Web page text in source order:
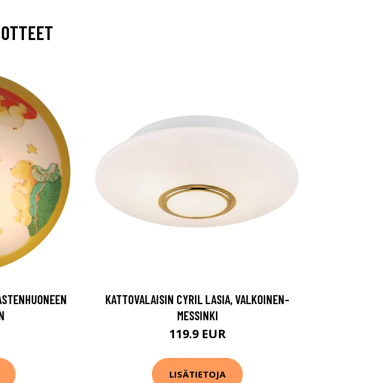
KATTOVALAISIN CYRIL LASIA, VALKOINEN-
MESSINKI
119.9 EUR
LISÄTIETOJA